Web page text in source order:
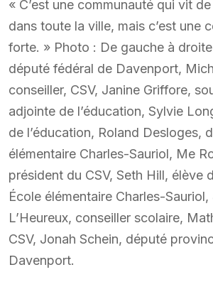
« C’est une communauté qui vit
dans toute la ville, mais c’est une
forte. » Photo : De gauche à
député fédéral de Davenport,
conseiller, CSV, Janine Griffore,
adjointe de l’éducation, Sylvie
de l’éducation, Roland Desloges,
élémentaire Charles-Sauriol, Me
président du CSV, Seth Hill, élève
École élémentaire Charles-
L’Heureux, conseiller scolaire,
CSV, Jonah Schein, député
Davenport.